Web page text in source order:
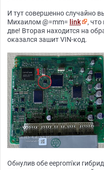
И тут совершенно случайно
Михаилом @=mm= link
, что
две! Вторая находится на
оказался зашит VIN-код.
Обнулив обе eeprom'ки